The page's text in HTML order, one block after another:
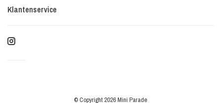
Klantenservice
© Copyright 2026 Mini Parade